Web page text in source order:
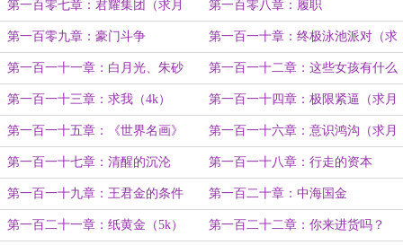
票）
第一百零七章：君耀集团（求月
票）
第一百零八章：履职
第一百零九章：豪门斗争 第一百一十章：终极泳池派对（求
月票）
第一百一十一章：白月光、朱砂
痣、意难平
第一百一十二章：这些女孩有什么
错？
第一百一十三章：求我（4k） 第一百一十四章：极限紧逼（求月
票）
第一百一十五章：《世界名画》 第一百一十六章：意识鸿沟（求月
票）
第一百一十七章：清醒的沉沦 第一百一十八章：行走的资本
第一百一十九章：王君金的条件 第一百二十章：中海国金
第一百二十一章：纸黄金（5k） 第一百二十二章：你来进货吗？